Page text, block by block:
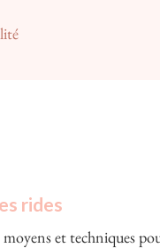
rides
et techniques